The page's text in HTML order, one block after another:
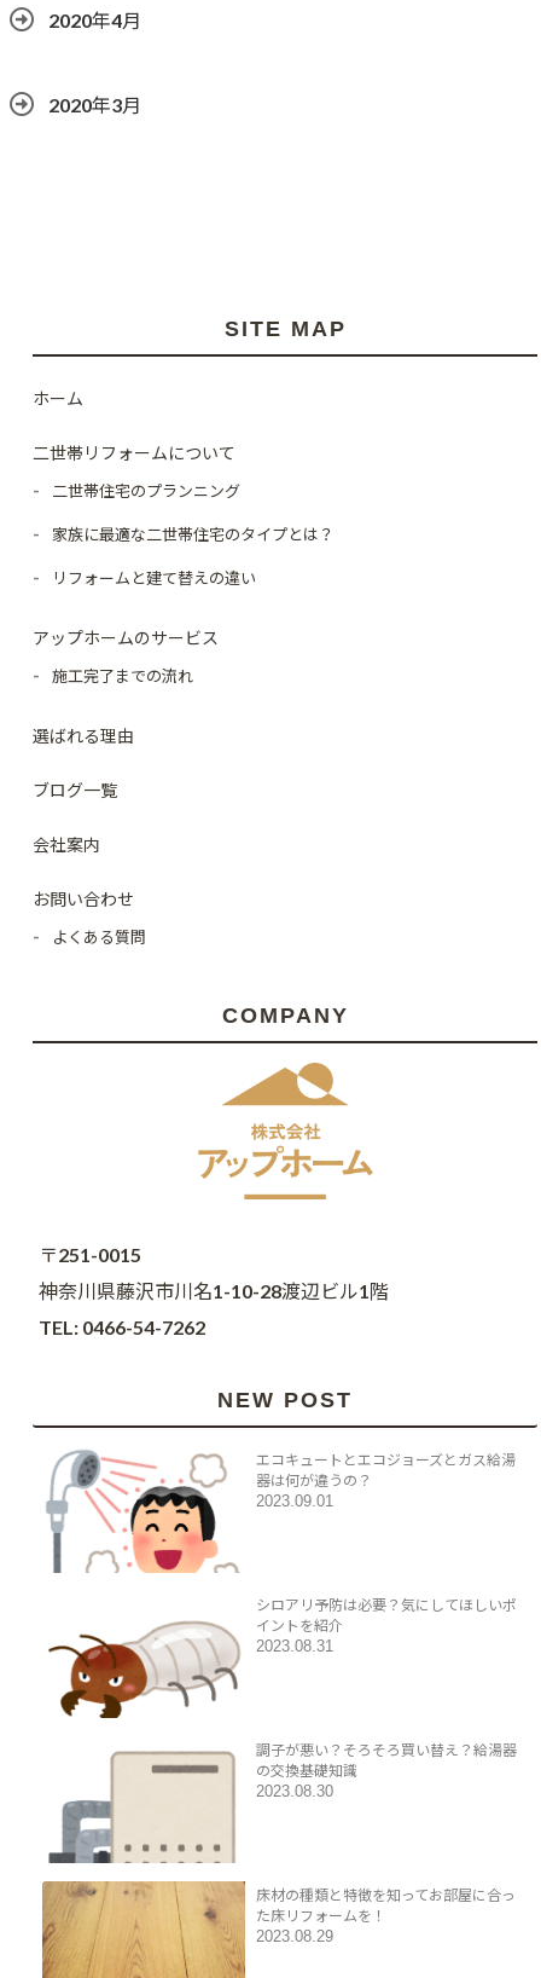
2020年4月
2020年3月
SITE MAP
ホーム
二世帯リフォームについて
二世帯住宅のプランニング
家族に最適な二世帯住宅のタイプとは？
リフォームと建て替えの違い
アップホームのサービス
施工完了までの流れ
選ばれる理由
ブログ一覧
会社案内
お問い合わせ
よくある質問
COMPANY
〒251-0015
神奈川県藤沢市川名1-10-28渡辺ビル1階
TEL: 0466-54-7262
NEW POST
エコキュートとエコジョーズとガス給湯
器は何が違うの？
2023.09.01
シロアリ予防は必要？気にしてほしいポ
イントを紹介
2023.08.31
調子が悪い？そろそろ買い替え？給湯器
の交換基礎知識
2023.08.30
床材の種類と特徴を知ってお部屋に合っ
た床リフォームを！
2023.08.29